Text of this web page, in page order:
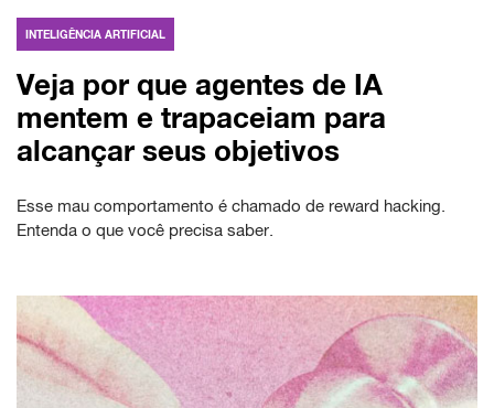
INTELIGÊNCIA ARTIFICIAL
Veja por que agentes de IA
mentem e trapaceiam para
alcançar seus objetivos
Esse mau comportamento é chamado de reward hacking.
Entenda o que você precisa saber.